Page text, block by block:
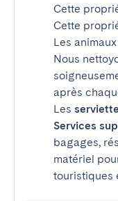
Cette
Cette
Les
Nous
après
Les
Services
bagages,
matériel
touristiques